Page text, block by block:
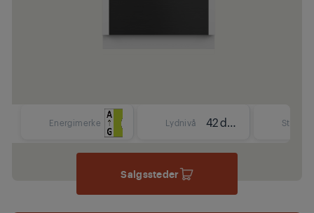
Energimerke Lydnivå 42 dBA
Salgssteder